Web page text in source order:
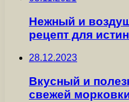
Нежный и
рецепт для
28.12.2023
Вкусный и
свежей